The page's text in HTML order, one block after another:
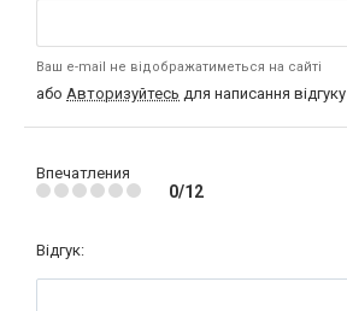
Ваш e-mail не відображатиметься на сайті
або Авторизуйтесь для написання відгуку
Впечатления
0/12
Відгук: